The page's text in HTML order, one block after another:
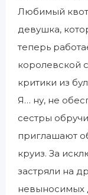
Любимый
девушка,
теперь
королевской
критики из
Я… ну, не
сестры
приглашают
круиз. За
застряли на
невыносимых